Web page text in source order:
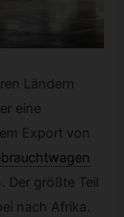
Ländern
eine
Export von
Der größte Teil
nach Afrika.